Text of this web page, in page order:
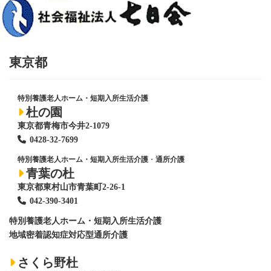
東京都
特別養護老人ホーム・短期入所生活介護
杜の園
東京都青梅市今井2-1079
0428-32-7699
特別養護老人ホーム・短期入所生活介護 ・ 通所介護
青葉の杜
東京都東村山市青葉町2-26-1
042-390-3401
特別養護老人ホーム ・短期入所生活介護
地域密着認知症対応型通所介護
さくら野杜